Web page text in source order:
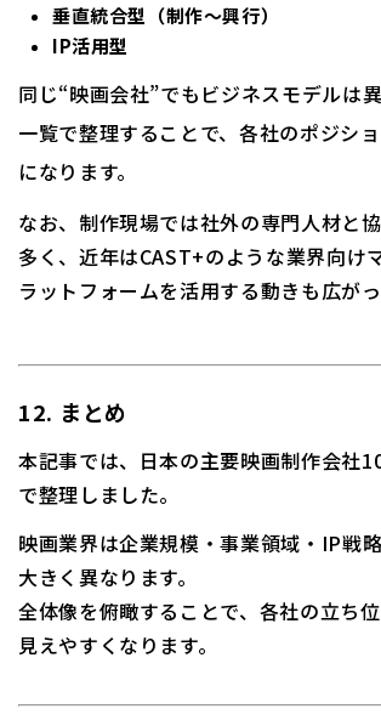
垂直統合型（制作〜興行）
IP活用型
同じ“映画会社”でもビジネスモデルは異
一覧で整理することで、各社のポジシ
になります。
なお、制作現場では社外の専門人材と
多く、近年はCAST+のような業界向け
ラットフォームを活用する動きも広がっ
12. まとめ
本記事では、日本の主要映画制作会社
で整理しました。
映画業界は企業規模・事業領域・IP戦
大きく異なります。
全体像を俯瞰することで、各社の立ち
見えやすくなります。